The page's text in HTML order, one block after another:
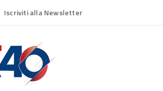
Iscriviti alla Newsletter